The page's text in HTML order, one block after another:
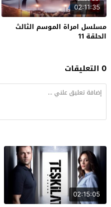
02:11:35
مسلسل امراة الموسم الثالث
الحلقة 11
0 التعليقات
02:15:05